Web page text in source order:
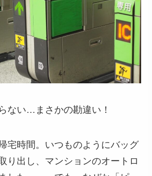
ない…まさかの勘違い！
宅時間。いつものようにバッグ
り出し、マンションのオートロ